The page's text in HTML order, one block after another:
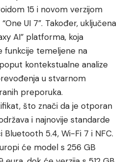
15 i novom verzijom
UI 7”. Također, uključena
AI” platforma, koja
funkcije temeljene na
kontekstualne analize
u stvarnom
preporuka.
što znači da je otporan
i najnovije standarde
Bluetooth 5.4, Wi-Fi 7 i NFC.
će model s 256 GB